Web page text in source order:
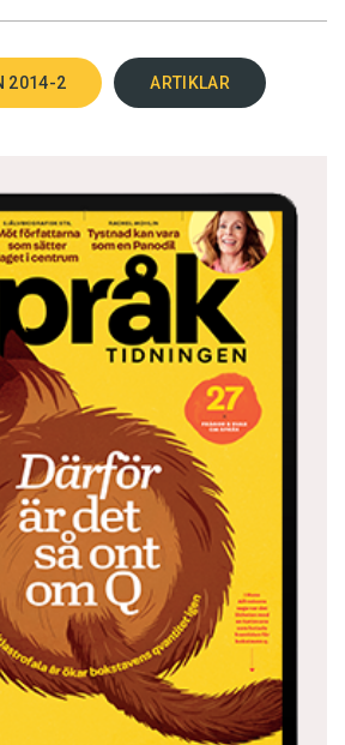
2014-2 ARTIKLAR